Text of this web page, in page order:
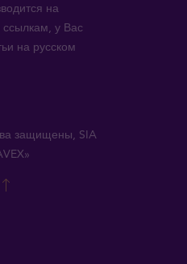
на
у Вас
на русском
защищены, SIA